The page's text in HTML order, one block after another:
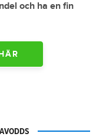
och ha en fin